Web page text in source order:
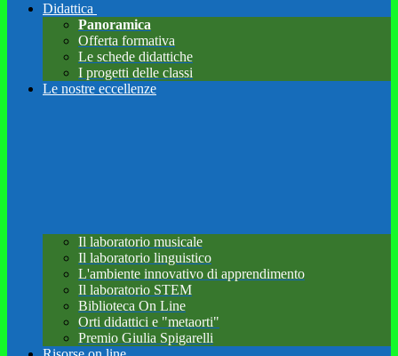
Didattica
Panoramica
Offerta formativa
Le schede didattiche
I progetti delle classi
Le nostre eccellenze
Il laboratorio musicale
Il laboratorio linguistico
L'ambiente innovativo di apprendimento
Il laboratorio STEM
Biblioteca On Line
Orti didattici e "metaorti"
Premio Giulia Spigarelli